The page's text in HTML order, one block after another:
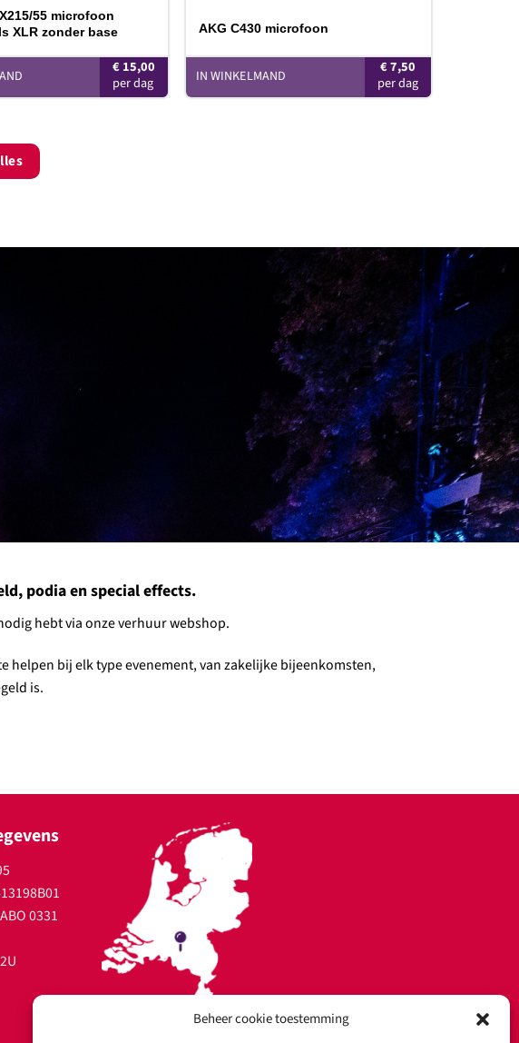
Beheer cookie toestemming
55 microfoon
XLR zonder base
€15,00
AKG C430 microfoon
€7,50
IN WINKELMAND
podia en special effects.
hebt via onze verhuur webshop.
helpen bij elk type evenement, van zakelijke bijeenkomsten,
is.
0331